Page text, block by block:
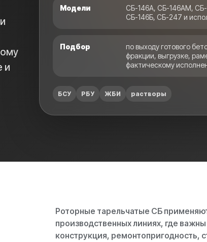
и
Модели
СБ-146А, СБ-146АМ,
СБ-146Б, СБ-247 и
Подбор
по выходу готового
фракции, выгрузке,
фактическому
БСУ РБУ ЖБИ растворы
Роторные тарельчатые СБ
производственных линиях, где важны
конструкция, ремонтопригодность,